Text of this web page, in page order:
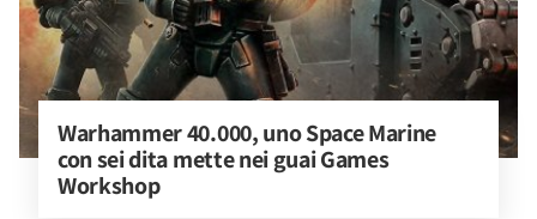
Warhammer 40.000, uno Space Marine
con sei dita mette nei guai Games
Workshop